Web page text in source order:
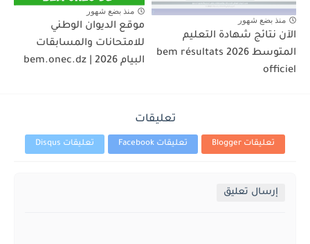
منذ بضع شهور
الآن نتائج شهادة التعليم
المتوسط 2026 bem résultats
officiel
منذ بضع شهور
موقع الديوان الوطني
للامتحانات والمسابقات
البيام 2026 | bem.onec.dz
تعليقات
تعليقات Blogger تعليقات Facebook تعليقات Disqus
إرسال تعليق